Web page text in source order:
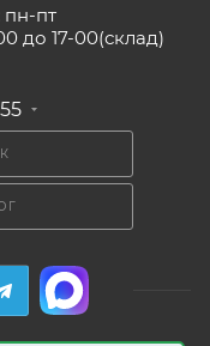
пт
до 17-00(склад)